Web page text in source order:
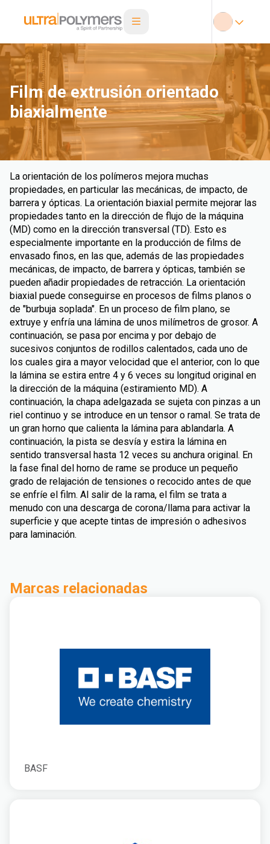
Film de extrusión orientado
biaxialmente
La orientación de los polímeros mejora muchas
propiedades, en particular las mecánicas, de impacto, de
barrera y ópticas. La orientación biaxial permite mejorar las
propiedades tanto en la dirección de flujo de la máquina
(MD) como en la dirección transversal (TD). Esto es
especialmente importante en la producción de films de
envasado finos, en las que, además de las propiedades
mecánicas, de impacto, de barrera y ópticas, también se
pueden añadir propiedades de retracción. La orientación
biaxial puede conseguirse en procesos de films planos o
de "burbuja soplada". En un proceso de film plano, se
extruye y enfría una lámina de unos milímetros de grosor. A
continuación, se pasa por encima y por debajo de
sucesivos conjuntos de rodillos calentados, cada uno de
los cuales gira a mayor velocidad que el anterior, con lo que
la lámina se estira entre 4 y 6 veces su longitud original en
la dirección de la máquina (estiramiento MD). A
continuación, la chapa adelgazada se sujeta con pinzas a un
riel continuo y se introduce en un tensor o ramal. Se trata de
un gran horno que calienta la lámina para ablandarla. A
continuación, la pista se desvía y estira la lámina en
sentido transversal hasta 12 veces su anchura original. En
la fase final del horno de rame se produce un pequeño
grado de relajación de tensiones o recocido antes de que
se enfríe el film. Al salir de la rama, el film se trata a
menudo con una descarga de corona/llama para activar la
superficie y que acepte tintas de impresión o adhesivos
para laminación.
Marcas relacionadas
BASF